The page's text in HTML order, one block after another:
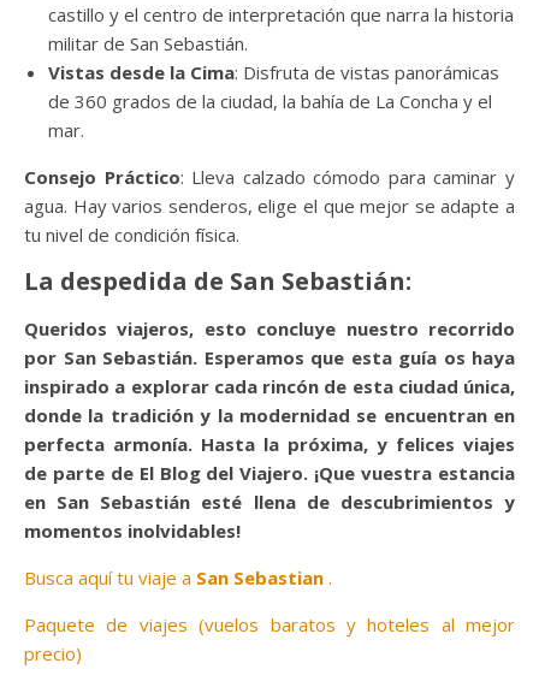
castillo y el centro de interpretación que narra la historia
militar de San Sebastián.
Vistas desde la Cima: Disfruta de vistas panorámicas
de 360 grados de la ciudad, la bahía de La Concha y el
mar.
Consejo Práctico: Lleva calzado cómodo para caminar y
agua. Hay varios senderos, elige el que mejor se adapte a
tu nivel de condición física.
La despedida de San Sebastián:
Queridos viajeros, esto concluye nuestro recorrido
por San Sebastián. Esperamos que esta guía os haya
inspirado a explorar cada rincón de esta ciudad única,
donde la tradición y la modernidad se encuentran en
perfecta armonía. Hasta la próxima, y felices viajes
de parte de El Blog del Viajero. ¡Que vuestra estancia
en San Sebastián esté llena de descubrimientos y
momentos inolvidables!
Busca aquí tu viaje a San Sebastian .
Paquete de viajes (vuelos baratos y hoteles al mejor
precio)